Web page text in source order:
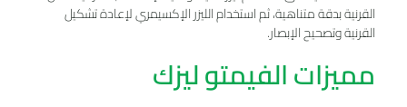
القرنية بدقة متناهية، ثم استخدام الليزر الإكسيمري لإعادة تشكيل
القرنية وتصحيح الإبصار.
مميزات الفيمتو ليزك